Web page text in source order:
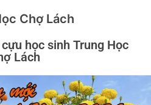
Chợ Lách
học sinh Trung Học
Lách